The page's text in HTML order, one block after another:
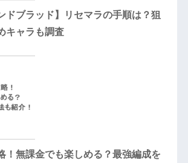
ドブラッド】リセマラの手順は？狙
キャラも調査
！無課金でも楽しめる？最強編成を